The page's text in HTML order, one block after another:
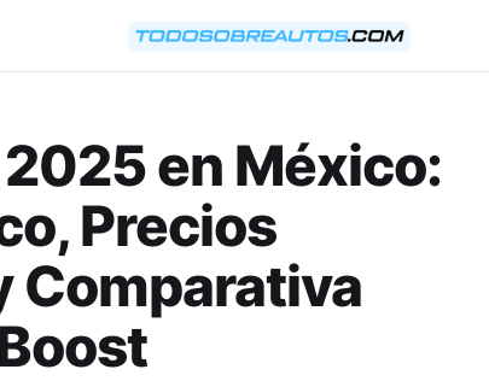
en México:
Precios
Comparativa